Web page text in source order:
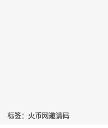
标签：火币网邀请码